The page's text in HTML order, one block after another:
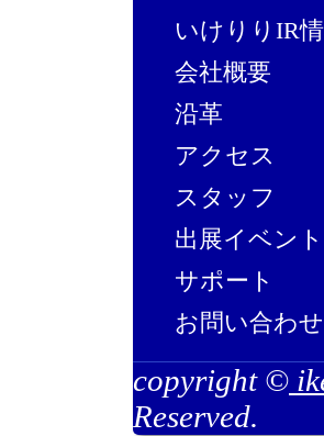
いけりりIR
会社概要
沿革
アクセス
スタッフ
出展イベント
サポート
お問い合わせ
copyright ©
Reserved.